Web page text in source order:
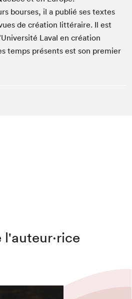
bourses, il a publié ses textes
de création littéraire. Il est
Laval en création
temps présents est son premier
l'auteur·rice